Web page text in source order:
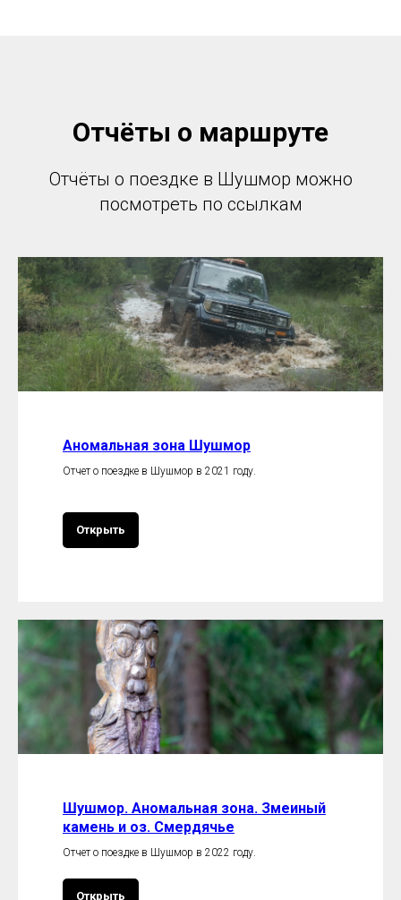
Отчёты о маршруте
Отчёты о поездке в Шушмор можно
посмотреть по ссылкам
Аномальная зона Шушмор
Отчет о поездке в Шушмор в 2021 году.
Открыть
Шушмор. Аномальная зона. Змеиный
камень и оз. Смердячье
Отчет о поездке в Шушмор в 2022 году.
Открыть